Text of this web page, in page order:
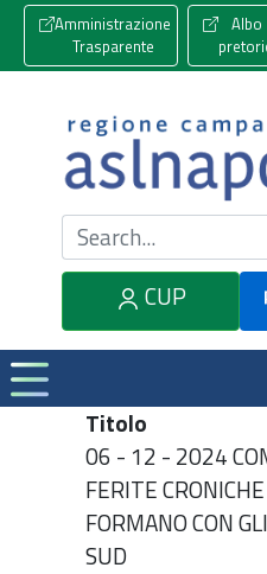
Amministrazione
Trasparente
Albo
Cerca nel sito
CUP
Titolo
06 - 12 - 2024
FERITE
FORMANO CON
SUD